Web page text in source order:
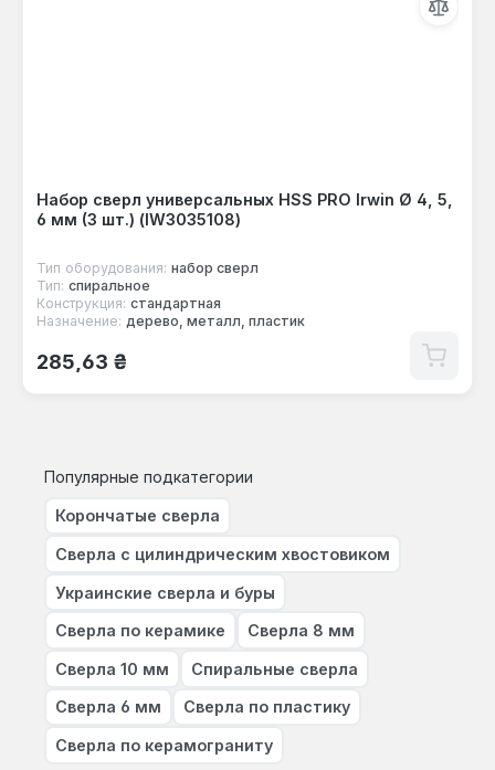
Набор сверл универсальных HSS PRO Irwin Ø 4, 5,
6 мм (3 шт.) (IW3035108)
Тип оборудования: набор сверл
Тип: спиральное
Конструкция: стандартная
Назначение: дерево, металл, пластик
Обычная цена:
285,63 ₴
Популярные подкатегории
Корончатые сверла
Сверла с цилиндрическим хвостовиком
Украинские сверла и буры
Сверла по керамике Сверла 8 мм
Сверла 10 мм Спиральные сверла
Сверла 6 мм Сверла по пластику
Сверла по керамограниту